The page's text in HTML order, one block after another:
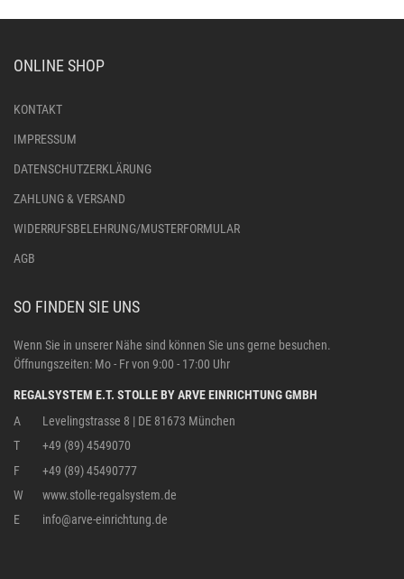
ONLINE SHOP
KONTAKT
IMPRESSUM
DATENSCHUTZERKLÄRUNG
ZAHLUNG & VERSAND
WIDERRUFSBELEHRUNG/MUSTERFORMULAR
AGB
SO FINDEN SIE UNS
Wenn Sie in unserer Nähe sind können Sie uns gerne besuchen.
Öffnungszeiten: Mo - Fr von 9:00 - 17:00 Uhr
REGALSYSTEM E.T. STOLLE BY ARVE EINRICHTUNG GMBH
A
Levelingstrasse 8 | DE 81673 München
T
+49 (89) 4549070
F
+49 (89) 45490777
W
www.stolle-regalsystem.de
E
info@arve-einrichtung.de